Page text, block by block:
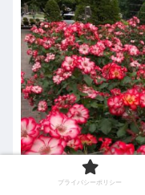
プライバシーポリシー